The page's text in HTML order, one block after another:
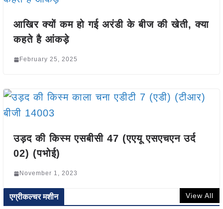
आखिर क्यों कम हो गई अरंडी के बीज की खेती, क्या
कहते है आंकड़े
February 25, 2025
उड़द की किस्म एसबीसी 47 (एएयू एसएचएन उर्द
02) (पभोई)
November 1, 2023
एग्रीकल्चर मशीन View All